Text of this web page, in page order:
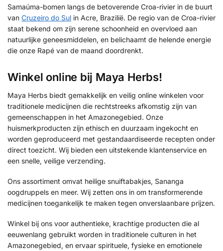
Samaúma-bomen langs de betoverende Croa-rivier in de buurt
van Cruzeiro do Sul in Acre, Brazilië. De regio van de Croa-rivier
staat bekend om zijn serene schoonheid en overvloed aan
natuurlijke geneesmiddelen, en belichaamt de helende energie
die onze Rapé van de maand doordrenkt.
Winkel online bij Maya Herbs!
Maya Herbs biedt gemakkelijk en veilig online winkelen voor
traditionele medicijnen die rechtstreeks afkomstig zijn van
gemeenschappen in het Amazonegebied. Onze
huismerkproducten zijn ethisch en duurzaam ingekocht en
worden geproduceerd met gestandaardiseerde recepten onder
direct toezicht. Wij bieden een uitstekende klantenservice en
een snelle, veilige verzending.
Ons assortiment omvat heilige snuiftabakjes, Sananga
oogdruppels en meer. Wij zetten ons in om transformerende
medicijnen toegankelijk te maken tegen onverslaanbare prijzen.
Winkel bij ons voor authentieke, krachtige producten die al
eeuwenlang gebruikt worden in traditionele culturen in het
Amazonegebied, en ervaar spirituele, fysieke en emotionele